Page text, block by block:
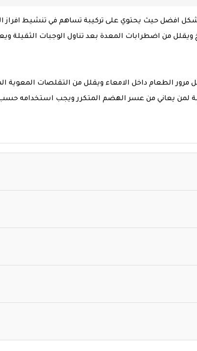
حيث يحتوي على تركيبة تساهم في تنشيط افراز
ويقلل من اضطرابات المعدة بعد تناول الوجبات الثقيلة
مرور الطعام داخل الامعاء ويقلل من التقلصات
لمن يعاني من عسر الهضم المتكرر ويجب استخدامه